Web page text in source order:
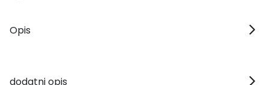
Opis
dodatni opis